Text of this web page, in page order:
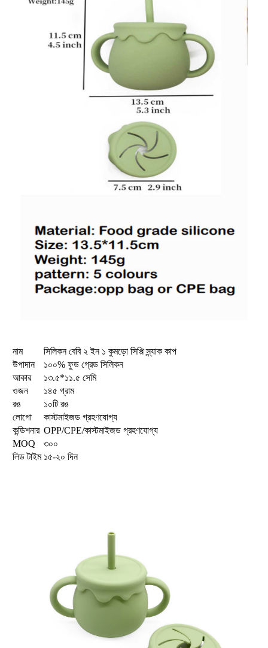
নাম
সিলিকন বেবি ২ ইন ১ কুমড়ো সিপ্পি স্ন্যাক কাপ
উপাদান
১০০% ফুড গ্রেড সিলিকন
আকার
১৩.৫*১১.৫ সেমি
ওজন
১৪৫ গ্রাম
রঙ
১০টি রঙ
লোগো
কাস্টমাইজড গ্রহণযোগ্য
কন্ডিশনার OPP/CPE/কাস্টমাইজড গ্রহণযোগ্য
MOQ
৩০০
লিড টাইম ১৫-২০ দিন